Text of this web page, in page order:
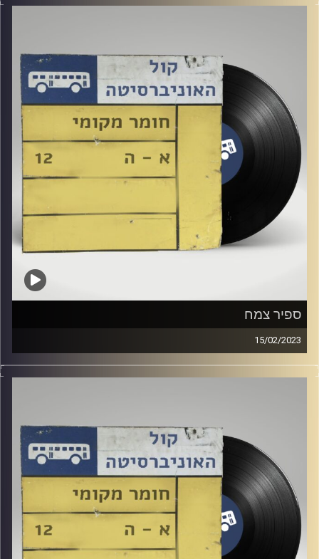
Elior Buchnik
ספיר צמח
15/02/2023
שעה של מוזיקה ישראלית עם רזיאל יהודאי
Elior Buchnik